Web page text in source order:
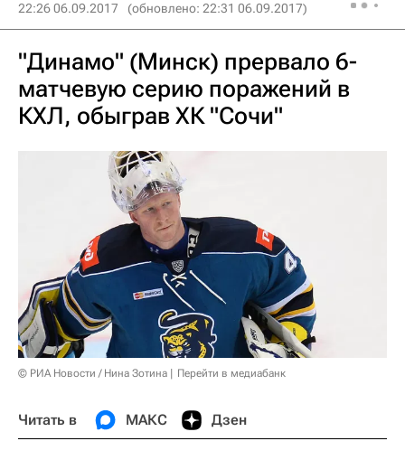
22:26 06.09.2017 (обновлено: 22:31 06.09.2017)
"Динамо" (Минск) прервало 6-
матчевую серию поражений в
КХЛ, обыграв ХК "Сочи"
© РИА Новости / Нина Зотина Перейти в медиабанк
Читать в МАКС Дзен